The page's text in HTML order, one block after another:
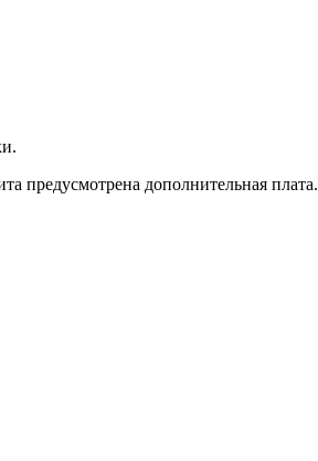
предусмотрена дополнительная плата.